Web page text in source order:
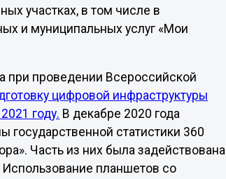
участках, в том числе в
и муниципальных услуг «Мои
при проведении Всероссийской
цифровой инфраструктуры
году. В декабре 2020 года
государственной статистики 360
Часть из них была задействована
Использование планшетов со